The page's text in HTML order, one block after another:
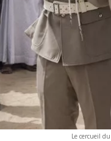
Le cercueil